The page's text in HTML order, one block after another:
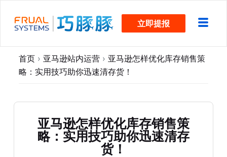
过
立即提报
首页 › 亚马逊站内运营 › 亚马逊怎样优化库存销售策
略：实用技巧助你迅速清存货！
亚马逊怎样优化库存销售策
略：实用技巧助你迅速清存
货！